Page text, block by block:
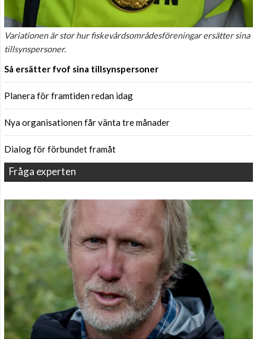
Variationen är stor hur fiskevårdsområdesföreningar ersätter sina
tillsynspersoner.
Så ersätter fvof sina tillsynspersoner
Planera för framtiden redan idag
Nya organisationen får vänta tre månader
Dialog för förbundet framåt
Fråga experten